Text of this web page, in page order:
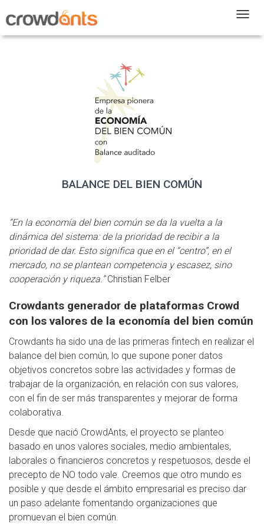
T
BALANCE DEL BIEN COMÚN
“En la economía del bien común se da la vuelta a la
dinámica del sistema: de la prioridad de recibir a la
prioridad de dar. Esto significa que en el “centro”, en el
mercado, no se plantean competencia y escasez, sino
cooperación y riqueza.”Christian Felber
Crowdants generador de plataformas Crowd
con los valores de la economía del bien común
Crowdants ha sido una de las primeras fintech en realizar el
balance del bien común, lo que supone poner datos
objetivos concretos sobre las actividades y formas de
trabajar de la organización, en relación con sus valores,
con el fin de ser más transparentes y mejorar de forma
colaborativa.
Desde que nació CrowdAnts, el proyecto se planteo
basado en unos valores sociales, medio ambientales,
laborales o financieros concretos y respetuosos, desde el
precepto de NO todo vale. Creemos que otro mundo es
posible y que desde el ámbito empresarial es preciso dar
un paso adelante fomentando organizaciones que
promuevan el bien común.